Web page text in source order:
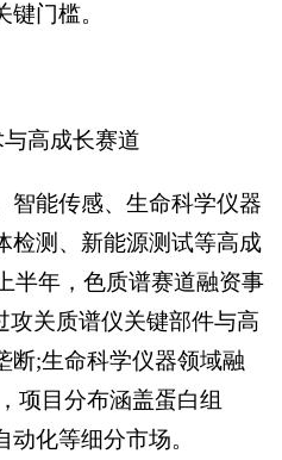
门槛。
高成长赛道
智能传感、生命科学仪器
检测、新能源测试等高成
半年，色质谱赛道融资事
攻关质谱仪关键部件与高
断;生命科学仪器领域融
项目分布涵盖蛋白组
化等细分市场。